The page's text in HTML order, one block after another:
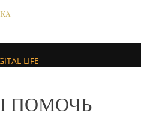
LIFE
ПОМОЧЬ